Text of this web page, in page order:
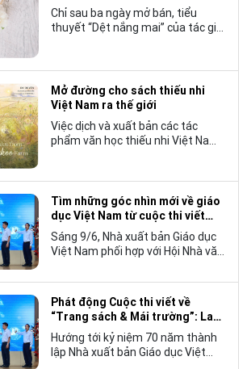
Chỉ sau ba ngày mở bán, tiểu
thuyết “Dệt nắng mai” của tác giả
chương trẻ khi cán mốc 1.000 bản
tiêu thụ.
Mở đường cho sách thiếu nhi
Việt Nam ra thế giới
Việc dịch và xuất bản các tác
phẩm văn học thiếu nhi Việt Nam
tế, mà còn góp phần đưa những
câu chuyện mang đậm bản sắc
văn hóa Việt Nam bước ra thế giới.
Tìm những góc nhìn mới về giáo
dục Việt Nam từ cuộc thi viết
“Trang sách và Mái trường”
Sáng 9/6, Nhà xuất bản Giáo dục
Việt Nam phối hợp với Hội Nhà văn
cuộc thi viết về “Trang sách và
Mái trường”, hướng tới kỷ niệm 70
năm thành lập Nhà xuất bản Giáo
dục Việt Nam vào năm 2027.
Phát động Cuộc thi viết về
“Trang sách & Mái trường”: Lan
tỏa tình yêu học tập, tôn vinh
những giá trị bền vững của giáo
dục
Hướng tới kỷ niệm 70 năm thành
lập Nhà xuất bản Giáo dục Việt